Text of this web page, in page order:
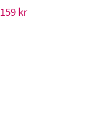
5.00
159 kr